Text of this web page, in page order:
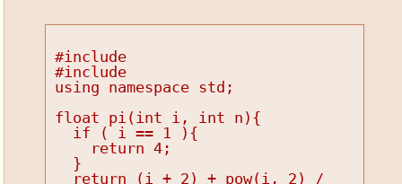
#include
#include
using namespace std;
float pi(int i, int n){
  if ( i == 1 ){
    return 4;
  }